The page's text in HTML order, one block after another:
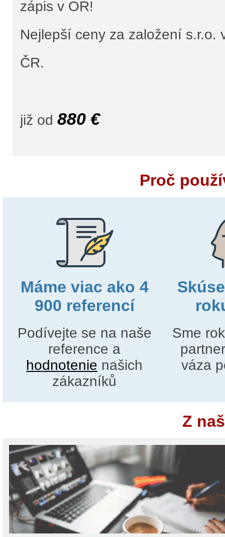
zápis v OR!
Nejlepší ceny za založení s.r.o.
ČR.
již od 880 €
Proč
Máme viac ako 4
900 referencí
Podívejte se na naše
reference a
hodnotenie našich
zákazníků
Sme
váza
Z